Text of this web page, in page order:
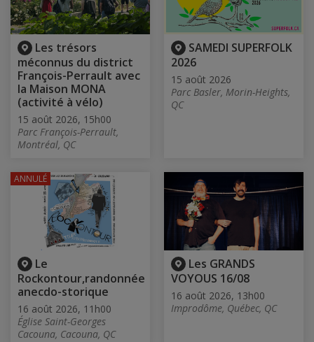
Les trésors
méconnus du district
François-Perrault avec
la Maison MONA
(activité à vélo)
15 août 2026, 15h00
Parc François-Perrault,
Montréal, QC
SAMEDI SUPERFOLK
2026
15 août 2026
Parc Basler, Morin-Heights,
QC
Le
Rockontour,randonnée
anecdo-storique
16 août 2026, 11h00
Église Saint-Georges
Cacouna, Cacouna, QC
ANNULÉ
Les GRANDS
VOYOUS 16/08
16 août 2026, 13h00
Improdôme, Québec, QC